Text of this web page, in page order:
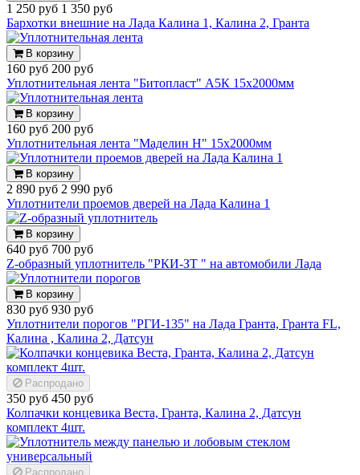
1 250 руб 1 350 руб
Бархотки внешние на Лада Калина 1, Калина 2, Гранта
В корзину
160 руб 200 руб
Уплотнительная лента "Битопласт" А5К 15x2000мм
В корзину
160 руб 200 руб
Уплотнительная лента "Маделин Н" 15x2000мм
В корзину
2 890 руб 2 990 руб
Уплотнители проемов дверей на Лада Калина 1
В корзину
640 руб 700 руб
Z-образный уплотнитель "РКИ-ЗТ " на автомобили Лада
В корзину
830 руб 930 руб
Уплотнители порогов "РГИ-135" на Лада Гранта, Гранта FL,
Калина , Калина 2, Датсун
Распродано
350 руб 450 руб
Колпачки концевика Веста, Гранта, Калина 2, Датсун
комплект 4шт.
Распродано